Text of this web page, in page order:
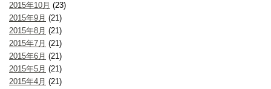
2015年10月 (23)
2015年9月 (21)
2015年8月 (21)
2015年7月 (21)
2015年6月 (21)
2015年5月 (21)
2015年4月 (21)